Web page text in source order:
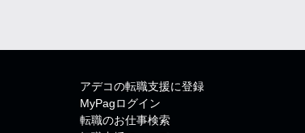
アデコの転職支援に登録
MyPagログイン
転職のお仕事検索